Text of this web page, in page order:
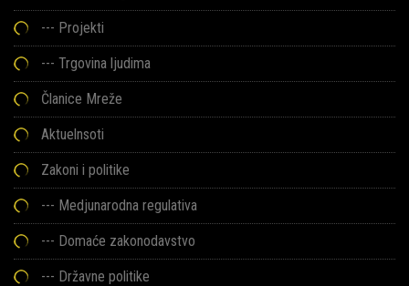
--- Projekti
--- Trgovina ljudima
Članice Mreže
Aktuelnsoti
Zakoni i politike
--- Medjunarodna regulativa
--- Domaće zakonodavstvo
--- Državne politike